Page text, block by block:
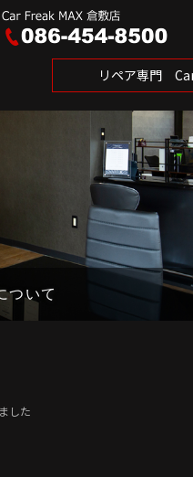
リペア専門
ついて
した